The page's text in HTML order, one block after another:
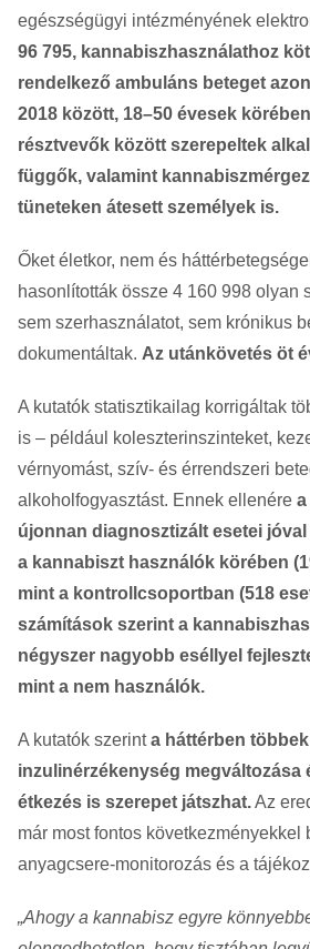
egészségügyi intézményének
96 795, kannabiszhasználathoz
rendelkező ambuláns beteget
2018 között, 18–50 évesek
résztvevők között szerepeltek
függők, valamint
tüneteken átesett személyek is.
Őket életkor, nem és
hasonlították össze 4 160 998 olyan
sem szerhasználatot, sem krónikus
dokumentáltak. Az utánkövetés öt
A kutatók statisztikailag korrigáltak
is – például koleszterinszinteket,
vérnyomást, szív- és érrendszeri
alkoholfogyasztást. Ennek ellenére
újonnan diagnosztizált esetei
a kannabiszt használók körében
mint a kontrollcsoportban (518
számítások szerint a
négyszer nagyobb eséllyel
mint a nem használók.
A kutatók szerinta háttérben
inzulinérzékenység megváltozása
étkezés is szerepet játszhat.Az
már most fontos következményekkel
anyagcsere-monitorozás és a
„Ahogy a kannabisz egyre